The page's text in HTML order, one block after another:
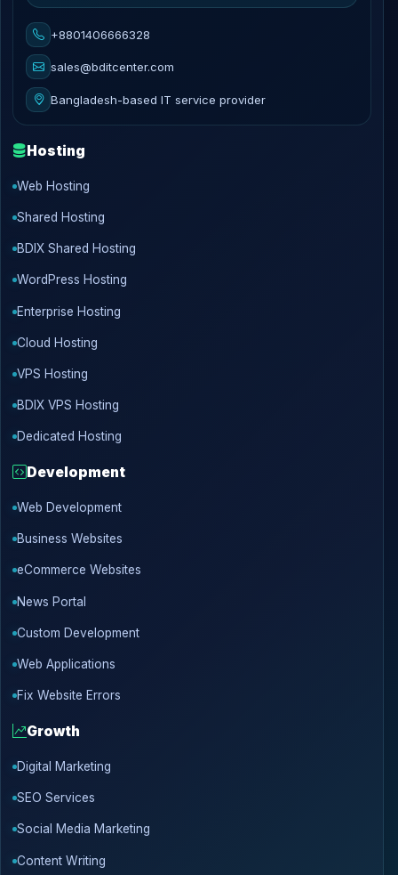
+8801406666328
sales@bditcenter.com
Bangladesh-based IT service provider
Hosting
Web Hosting
Shared Hosting
BDIX Shared Hosting
WordPress Hosting
Enterprise Hosting
Cloud Hosting
VPS Hosting
BDIX VPS Hosting
Dedicated Hosting
Development
Web Development
Business Websites
eCommerce Websites
News Portal
Custom Development
Web Applications
Fix Website Errors
Growth
Digital Marketing
SEO Services
Social Media Marketing
Content Writing